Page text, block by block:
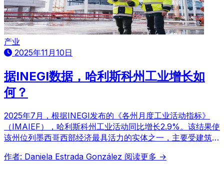
产业
2025年11月10日
据INEGI数据，哈利斯科州工业增长如
何？
2025年7月，根据INEGI发布的《各州月度工业活动指标》
（IMAIEF），哈利斯科州工业活动同比增长2.9%。该结果使
该州位列墨西哥西部经济最具活力的实体之一，主要受建筑业
作者: Daniela Estrada González 阅读更多 →